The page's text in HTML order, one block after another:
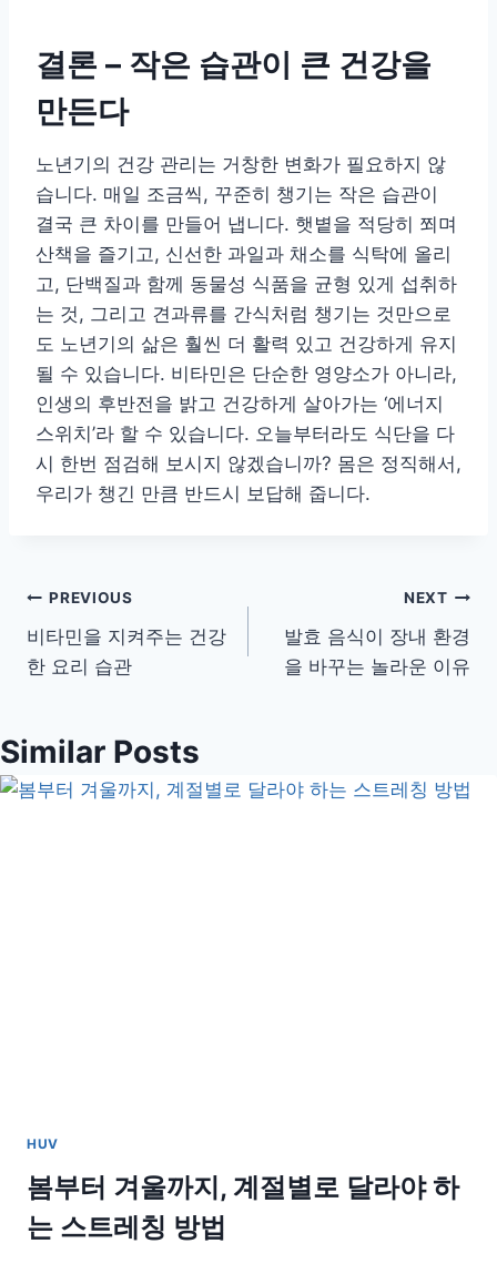
결론 – 작은 습관이 큰 건강을
만든다
노년기의 건강 관리는 거창한 변화가 필요하지 않
습니다. 매일 조금씩, 꾸준히 챙기는 작은 습관이
결국 큰 차이를 만들어 냅니다. 햇볕을 적당히 쬐며
산책을 즐기고, 신선한 과일과 채소를 식탁에 올리
고, 단백질과 함께 동물성 식품을 균형 있게 섭취하
는 것, 그리고 견과류를 간식처럼 챙기는 것만으로
도 노년기의 삶은 훨씬 더 활력 있고 건강하게 유지
될 수 있습니다. 비타민은 단순한 영양소가 아니라,
인생의 후반전을 밝고 건강하게 살아가는 ‘에너지
스위치’라 할 수 있습니다. 오늘부터라도 식단을 다
시 한번 점검해 보시지 않겠습니까? 몸은 정직해서,
우리가 챙긴 만큼 반드시 보답해 줍니다.
글
탐
PREVIOUS
비타민을 지켜주는 건강
한 요리 습관
NEXT
발효 음식이 장내 환경
을 바꾸는 놀라운 이유
Similar Posts
HUV
봄부터 겨울까지, 계절별로 달라야 하
는 스트레칭 방법